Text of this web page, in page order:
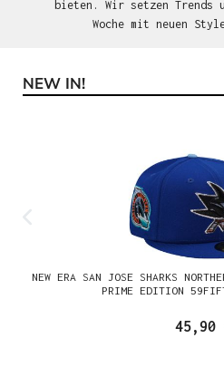
bieten. Wir setzen Trends
Woche mit neuen
Produktgalerie überspringen
NEW IN!
NEW ERA SAN JOSE SHARKS
PRIME EDITION
45,90